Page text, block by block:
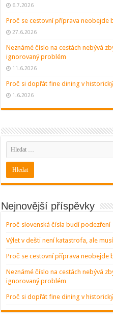
6.7.2026
Proč se cestovní příprava neobejde
27.6.2026
Neznámé číslo na cestách nebývá
ignorovaný problém
11.6.2026
Proč si dopřát fine dining v
1.6.2026
Nejnovější příspěvky
Proč slovenská čísla budí podezření
Výlet v dešti není katastrofa, ale
Proč se cestovní příprava neobejde
Neznámé číslo na cestách nebývá
ignorovaný problém
Proč si dopřát fine dining v